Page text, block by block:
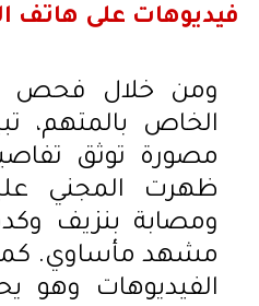
فيديوهات على هاتف
ومن خلال فحص
الخاص بالمتهم،
مصورة توثق
ظهرت المجني
ومصابة بنزيف
مشهد مأساوي.
الفيديوهات وهو